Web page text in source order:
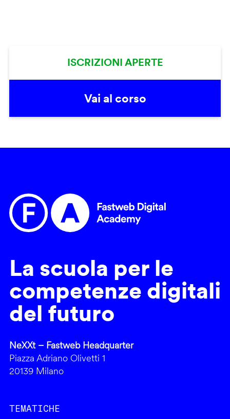
ISCRIZIONI APERTE
Vai al corso
La scuola per le
competenze digitali
del futuro
NeXXt – Fastweb Headquarter
Piazza Adriano Olivetti 1
20139 Milano
TEMATICHE